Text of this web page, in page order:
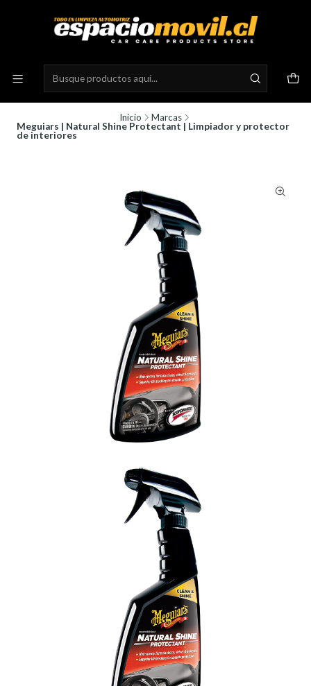
Inicio
Marcas
Meguiars | Natural Shine Protectant | Limpiador y protector
de interiores